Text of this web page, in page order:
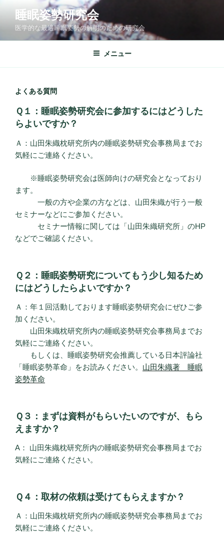
ン
へ
睡眠姿勢研究会
医学的な最適睡眠姿勢の解明のための研究会
メニュー
よくある質問
Ｑ１：睡眠姿勢研究会に参加するにはどうした
らよいですか？
Ａ：山田朱織枕研究所内の睡眠姿勢研究会事務局までお
気軽にご連絡ください。
※睡眠姿勢研究会は医師向けの研究会となっており
ます。
一般の方や企業の方などは、山田朱織が行う一般
セミナーなどにご参加ください。
セミナー情報に関しては「山田朱織研究所」のHP
などでご確認ください。
Ｑ２：睡眠姿勢研究についてもう少し知るため
にはどうしたらよいですか？
Ａ：年１回活動しております睡眠姿勢研究会にぜひご参
加ください。
山田朱織枕研究所内の睡眠姿勢研究会事務局までお
気軽にご連絡ください。
もしくは、睡眠姿勢研究会推薦している日本評論社
「睡眠姿勢革命」をお読みください。 山田朱織著 睡眠
姿勢革命
Ｑ３：まずは資料がもらいたいのですが、もら
えますか？
A： 山田朱織枕研究所内の睡眠姿勢研究会事務局までお
気軽にご連絡ください。
Ｑ４：取材の依頼は受けてもらえますか？
Ａ：山田朱織枕研究所内の睡眠姿勢研究会事務局までお
気軽にご連絡ください。